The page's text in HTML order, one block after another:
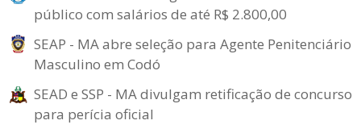
público com salários de até R$ 2.800,00
SEAP - MA abre seleção para Agente Penitenciário
Masculino em Codó
SEAD e SSP - MA divulgam retificação de concurso
para perícia oficial